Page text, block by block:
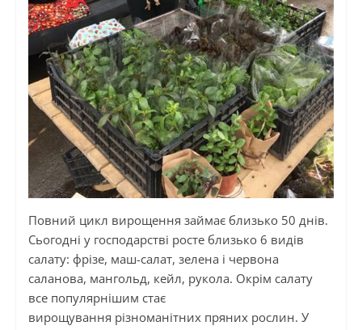
Повний цикл вирощення займає близько 50 днів.
Сьогодні у господарстві росте близько 6 видів
салату: фрізе, маш-салат, зелена і червона
саланова, мангольд, кейл, рукола. Окрім салату
все популярнішим стає
вирощування різноманітних пряних рослин. У